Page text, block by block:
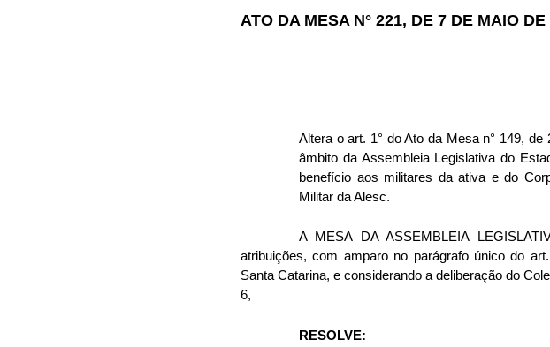
ATO DA MESA N° 221, DE 7 DE MAIO DE
Altera o art. 1° do Ato da Mesa n° 149,
âmbito da Assembleia Legislativa do
benefício aos militares da ativa e do
Militar da Alesc.
A MESA DA ASSEMBLEIA
atribuições, com amparo no parágrafo único do
Santa Catarina, e considerando a deliberação do
6,
RESOLVE: